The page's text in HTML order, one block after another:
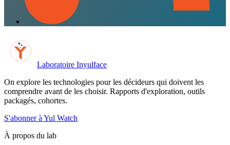
Laboratoire Inyulface
On explore les technologies pour les décideurs qui doivent les
comprendre avant de les choisir. Rapports d'exploration, outils
packagés, cohortes.
S'abonner à Yul Watch
À propos du lab